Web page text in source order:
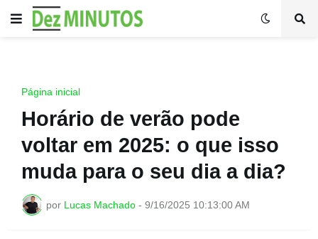
Página inicial
Horário de verão pode
voltar em 2025: o que isso
muda para o seu dia a dia?
por Lucas Machado - 9/16/2025 10:13:00 AM